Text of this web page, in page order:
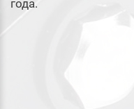
года.